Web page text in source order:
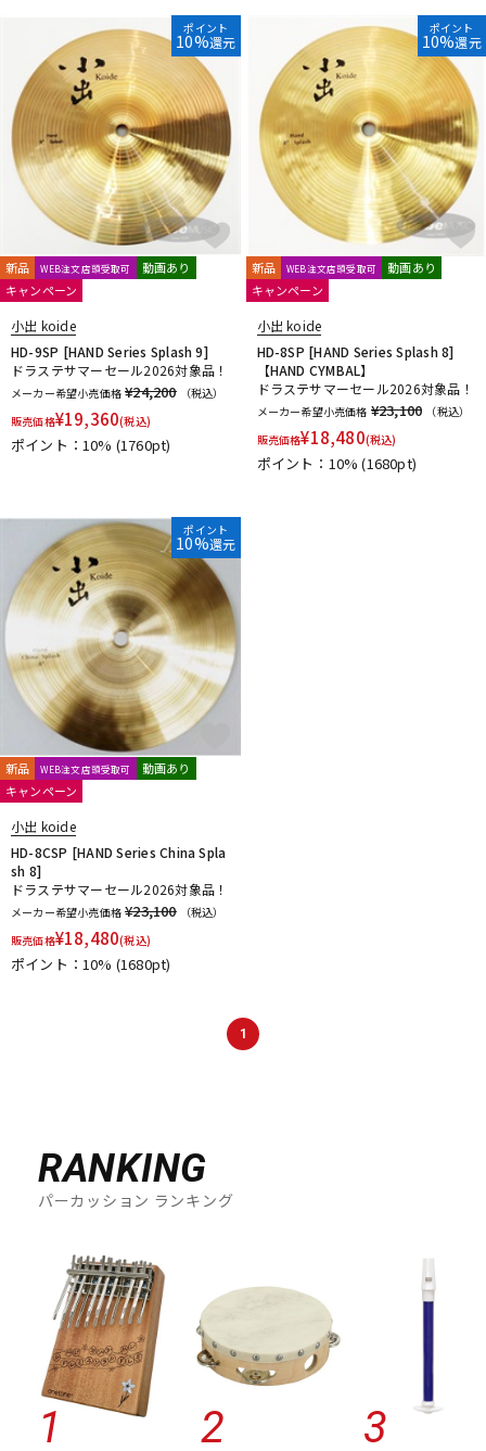
ポイント
10%還元
新品 WEB注文店頭受取可
動画あり
キャンペーン
小出 koide
HD-9SP [HAND Series Splash 9]
ドラステサマーセール2026対象品！
メーカー希望小売価格 ¥24,200
（税込）
販売価格¥19,360(税込)
ポイント：10% (1760pt)
ポイント
10%還元
新品 WEB注文店頭受取可
動画あり
キャンペーン
小出 koide
HD-8SP [HAND Series Splash 8]
【HAND CYMBAL】
ドラステサマーセール2026対象品！
メーカー希望小売価格 ¥23,100
（税込）
販売価格¥18,480(税込)
ポイント：10%(1680pt)
ポイント
10%還元
新品 WEB注文店頭受取可
動画あり
キャンペーン
小出 koide
HD-8CSP [HAND Series China Spla
sh 8]
ドラステサマーセール2026対象品！
メーカー希望小売価格 ¥23,100
（税込）
販売価格¥18,480(税込)
ポイント：10% (1680pt)
1
RANKING
パーカッション ランキング